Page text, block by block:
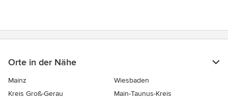
Orte in der Nähe
Mainz
Wiesbaden
Kreis Groß-Gerau
Main-Taunus-Kreis